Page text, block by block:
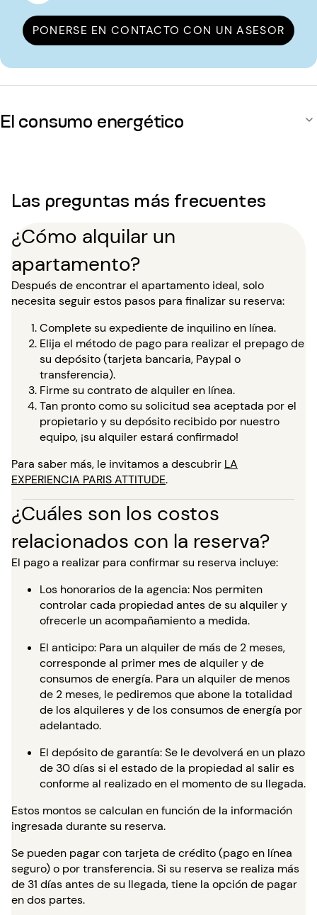
PONERSE EN CONTACTO CON UN ASESOR
El consumo energético
Las preguntas más frecuentes
¿Cómo alquilar un
apartamento?
Después de encontrar el apartamento ideal, solo
necesita seguir estos pasos para finalizar su reserva:
Complete su expediente de inquilino en línea.
Elija el método de pago para realizar el prepago de
su depósito (tarjeta bancaria, Paypal o
transferencia).
Firme su contrato de alquiler en línea.
Tan pronto como su solicitud sea aceptada por el
propietario y su depósito recibido por nuestro
equipo, ¡su alquiler estará confirmado!
Para saber más, le invitamos a descubrir LA
EXPERIENCIA PARIS ATTITUDE.
¿Cuáles son los costos
relacionados con la reserva?
El pago a realizar para confirmar su reserva incluye:
Los honorarios de la agencia: Nos permiten
controlar cada propiedad antes de su alquiler y
ofrecerle un acompañamiento a medida.
El anticipo: Para un alquiler de más de 2 meses,
corresponde al primer mes de alquiler y de
consumos de energía. Para un alquiler de menos
de 2 meses, le pediremos que abone la totalidad
de los alquileres y de los consumos de energía por
adelantado.
El depósito de garantía: Se le devolverá en un plazo
de 30 días si el estado de la propiedad al salir es
conforme al realizado en el momento de su llegada.
Estos montos se calculan en función de la información
ingresada durante su reserva.
Se pueden pagar con tarjeta de crédito (pago en línea
seguro) o por transferencia. Si su reserva se realiza más
de 31 días antes de su llegada, tiene la opción de pagar
en dos partes.